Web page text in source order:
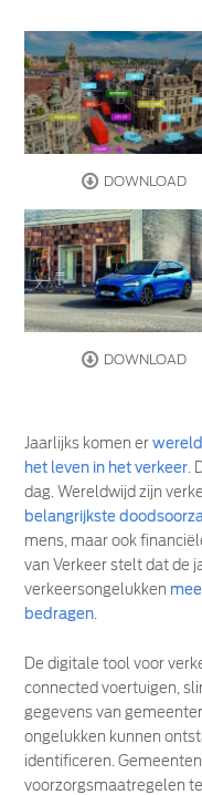
DOWNLOAD
DOWNLOAD
Jaarlijks komen er
het leven in het verkeer
dag. Wereldwijd zijn
belangrijkste
mens, maar ook
van Verkeer stelt dat de
verkeersongelukken
bedragen
De digitale tool voor
connected voertuigen,
gegevens van
ongelukken kunnen
identificeren.
voorzorgsmaatregelen